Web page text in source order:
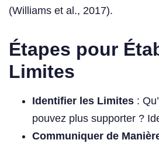
(Williams et al., 2017).
Étapes pour
Limites
Identifier les Limites :
pouvez plus supporter ?
Communiquer de